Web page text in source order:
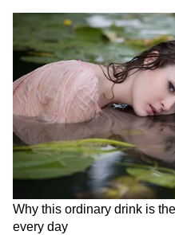
2
5
Image Credit :Instagram
कौन है ड्रैगन के प्रोमो में
आपको बता दें कि ड्रैगन के